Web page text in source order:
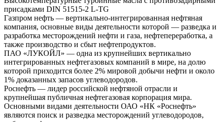
присадками DIN 51515-2 L-TG
Газпром нефть — вертикально-интегрированная нефтяная
компания, основные виды деятельности которой — разведка и
разработка месторождений нефти и газа, нефтепереработка, а
также производство и сбыт нефтепродуктов.
ПАО «ЛУКОЙЛ» — одна из крупнейших вертикально
интегрированных нефтегазовых компаний в мире, на долю
которой приходится более 2% мировой добычи нефти и около
1% доказанных запасов углеводородов.
Роснефть — лидер российской нефтяной отрасли и
крупнейшая публичная нефтегазовая корпорация мира.
Основными видами деятельности ОАО «НК «Роснефть»
являются поиск и разведка месторождений углеводородов,